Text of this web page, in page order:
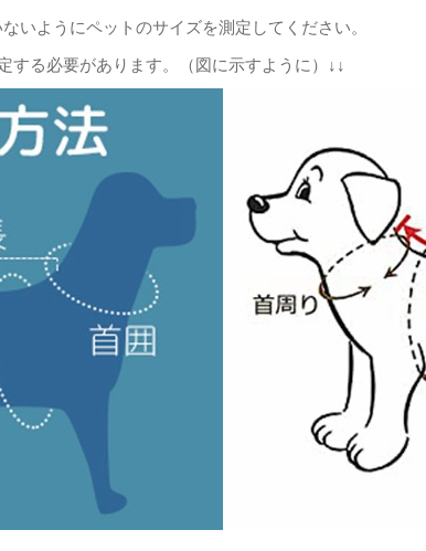
いようにペットのサイズを測定してください。
する必要があります。（図に示すように）↓↓